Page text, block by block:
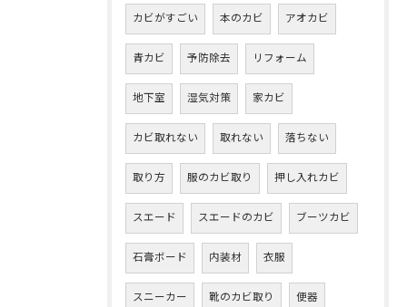
カビがすごい 本のカビ アオカビ
青カビ 予防除去 リフォーム
地下室 湿気対策 家カビ
カビ取れない 取れない 落ちない
取り方 服のカビ取り 押し入れカビ
スエード スエードのカビ ブーツカビ
石膏ボード 内装材 衣服
スニーカー 靴のカビ取り 便器